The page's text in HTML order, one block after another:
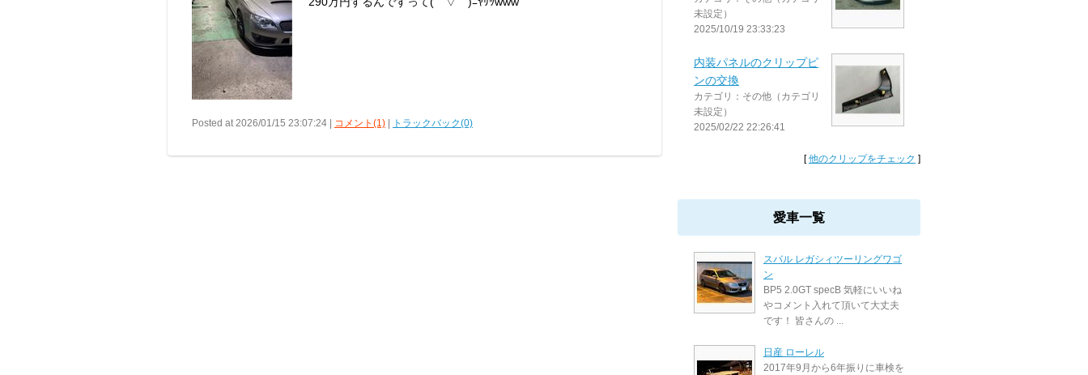
Posted at 2026/01/15 23:07:24 | コメント(1) | トラックバック(0)
未設定）
2025/10/19 23:33:23
内装パネルのクリップピ
ンの交換
カテゴリ：その他（カテゴリ
未設定）
2025/02/22 22:26:41
[他のクリップをチェック ]
愛車一覧
スバル レガシィツーリングワゴ
ン
BP5 2.0GT specB 気軽にいいね
やコメント入れて頂いて大丈夫
です！ 皆さんの ...
日産 ローレル
2017年9月から6年振りに車検を